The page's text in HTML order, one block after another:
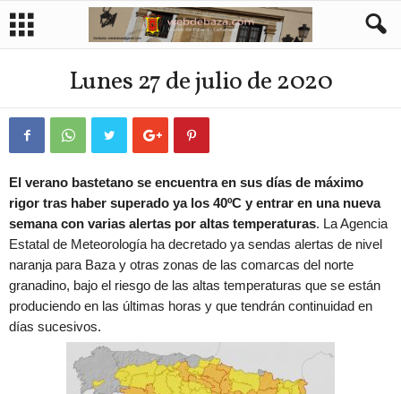
Lunes 27 de julio de 2020
El verano bastetano se encuentra en sus días de máximo
rigor tras haber superado ya los 40ºC y entrar en una nueva
semana con varias alertas por altas temperaturas. La Agencia
Estatal de Meteorología ha decretado ya sendas alertas de nivel
naranja para Baza y otras zonas de las comarcas del norte
granadino, bajo el riesgo de las altas temperaturas que se están
produciendo en las últimas horas y que tendrán continuidad en
días sucesivos.